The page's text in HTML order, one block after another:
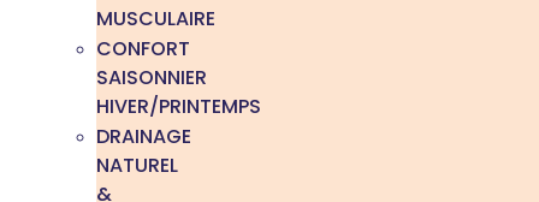
MUSCULAIRE
CONFORT
SAISONNIER
HIVER/PRINTEMPS
DRAINAGE
NATUREL
&